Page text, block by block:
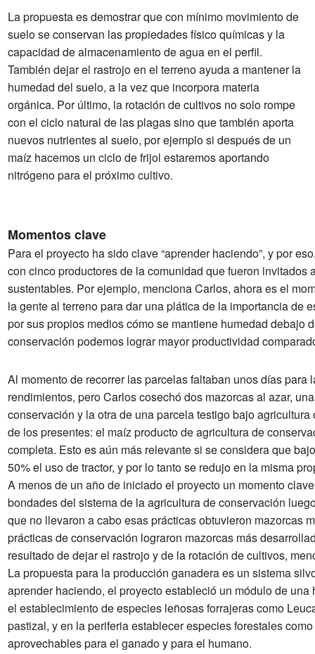
La propuesta es demostrar que con mínimo movimiento de
suelo se conservan las propiedades físico químicas y la
capacidad de almacenamiento de agua en el perfil.
También dejar el rastrojo en el terreno ayuda a mantener la
humedad del suelo, a la vez que incorpora materia
orgánica. Por último, la rotación de cultivos no solo rompe
con el ciclo natural de las plagas sino que también aporta
nuevos nutrientes al suelo, por ejemplo si después de un
maíz hacemos un ciclo de frijol estaremos aportando
nitrógeno para el próximo cultivo.
Momentos clave
Para el proyecto ha sido clave “aprender haciendo”, y por
con cinco productores de la comunidad que fueron invitados
sustentables. Por ejemplo, menciona Carlos, ahora es el
la gente al terreno para dar una plática de la importancia de
por sus propios medios cómo se mantiene humedad debajo
conservación podemos lograr mayor productividad
Al momento de recorrer las parcelas faltaban unos días
rendimientos, pero Carlos cosechó dos mazorcas al azar,
conservación y la otra de una parcela testigo bajo
de los presentes: el maíz producto de agricultura de
completa. Esto es aún más relevante si se considera que
50% el uso de tractor, y por lo tanto se redujo en la misma
A menos de un año de iniciado el proyecto un momento
bondades del sistema de la agricultura de conservación
que no llevaron a cabo esas prácticas obtuvieron mazorcas
prácticas de conservación lograron mazorcas más
resultado de dejar el rastrojo y de la rotación de cultivos,
La propuesta para la producción ganadera es un sistema
aprender haciendo, el proyecto estableció un módulo de
el establecimiento de especies leñosas forrajeras como
pastizal, y en la periferia establecer especies forestales
aprovechables para el ganado y para el humano.